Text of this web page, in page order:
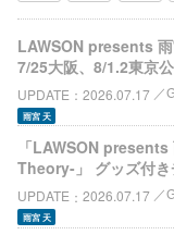
LAWSON presents
7/25大阪、8/1.2東京
UPDATE 2026.07.17
雨宮 天
「LAWSON
Theory-」 グッズ付き
UPDATE 2026.07.17
雨宮 天